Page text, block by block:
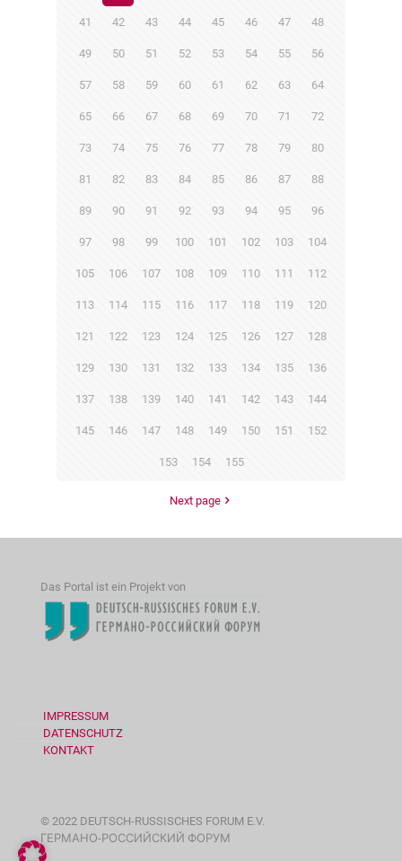
41 42 43 44 45 46 47 48
49 50 51 52 53 54 55 56
57 58 59 60 61 62 63 64
65 66 67 68 69 70 71 72
73 74 75 76 77 78 79 80
81 82 83 84 85 86 87 88
89 90 91 92 93 94 95 96
97 98 99 100 101 102 103 104
105 106 107 108 109 110 111 112
113 114 115 116 117 118 119 120
121 122 123 124 125 126 127 128
129 130 131 132 133 134 135 136
137 138 139 140 141 142 143 144
145 146 147 148 149 150 151 152
153 154 155
Next page
Das Portal ist ein Projekt von
IMPRESSUM
DATENSCHUTZ
KONTAKT
© 2022 DEUTSCH-RUSSISCHES FORUM E.V.
ГЕРМАНО-РОССИЙСКИЙ ФОРУМ